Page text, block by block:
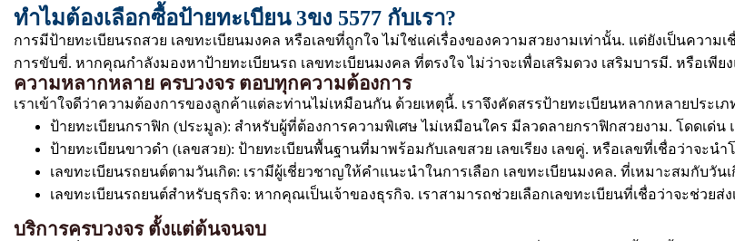
ทำไมต้องเลือกซื้อป้ายทะเบียน 3ขง 5577 กับเรา?
การมีป้ายทะเบียนรถสวย เลขทะเบียนมงคล หรือเลขที่ถูกใจ ไม่ใช่แค่เรื่องของความสวยงามเท่านั้น. แต่ยังเป็นคว
การขับขี่. หากคุณกำลังมองหาป้ายทะเบียนรถ เลขทะเบียนมงคล ที่ตรงใจ ไม่ว่าจะเพื่อเสริมดวง เสริมบารมี. หรือเ
ความหลากหลาย ครบวงจร ตอบทุกความต้องการ
เราเข้าใจดีว่าความต้องการของลูกค้าแต่ละท่านไม่เหมือนกัน ด้วยเหตุนี้. เราจึงคัดสรรป้ายทะเบียนหลากหลายประเ
ป้ายทะเบียนกราฟิก (ประมูล): สำหรับผู้ที่ต้องการความพิเศษ ไม่เหมือนใคร มีลวดลายกราฟิกสวยงาม. โดดเด่
ป้ายทะเบียนขาวดำ (เลขสวย): ป้ายทะเบียนพื้นฐานที่มาพร้อมกับเลขสวย เลขเรียง เลขคู่. หรือเลขที่เชื่อว่าจะน
เลขทะเบียนรถยนต์ตามวันเกิด: เรามีผู้เชี่ยวชาญให้คำแนะนำในการเลือก เลขทะเบียนมงคล. ที่เหมาะสมกับวั
เลขทะเบียนรถยนต์สำหรับธุรกิจ: หากคุณเป็นเจ้าของธุรกิจ. เราสามารถช่วยเลือกเลขทะเบียนที่เชื่อว่าจะช่วยส่
บริการครบวงจร ตั้งแต่ต้นจนจบ